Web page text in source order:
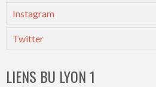
Instagram
Twitter
LIENS BU LYON 1